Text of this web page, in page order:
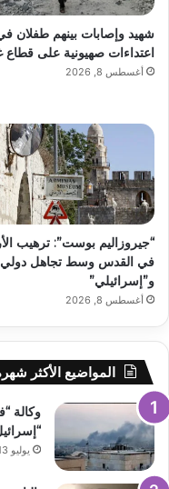
شهيد وإصابات بينهم طفلان
اعتداءات صهيونية على قطاع
أغسطس 8, 2026
“جيروزاليم بوست”: ترهيب
في القدس وسط تجاهل دولي
و”إسرائيلي”
أغسطس 8, 2026
المواضيع الأكثر
وكالة
يوليو 13, 2025